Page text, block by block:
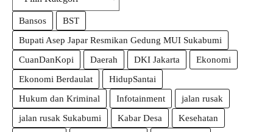
Bansos
BST
Bupati Asep Japar Resmikan Gedung MUI Sukabumi
CuanDanKopi
Daerah DKI Jakarta
Ekonomi
Ekonomi Berdaulat
HidupSantai
Hukum dan Kriminal
Infotainment
jalan rusak
jalan rusak Sukabumi
Kabar Desa
Kesehatan